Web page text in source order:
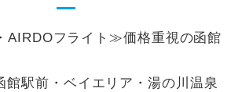
AIRDOフライト≫価格重視の函館
館駅前・ベイエリア・湯の川温泉
1名様から出発可能な個人型プランで